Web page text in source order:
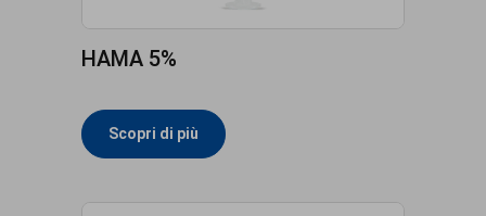
HAMA 5%
Scopri di più